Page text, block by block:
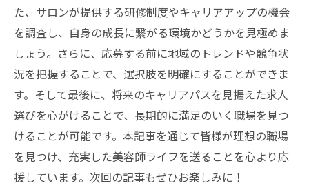
た、サロンが提供する研修制度やキャリアアップの機会
を調査し、自身の成長に繋がる環境かどうかを見極めま
しょう。さらに、応募する前に地域のトレンドや競争状
況を把握することで、選択肢を明確にすることができま
す。そして最後に、将来のキャリアパスを見据えた求人
選びを心がけることで、長期的に満足のいく職場を見つ
けることが可能です。本記事を通じて皆様が理想の職場
を見つけ、充実した美容師ライフを送ることを心より応
援しています。次回の記事もぜひお楽しみに！